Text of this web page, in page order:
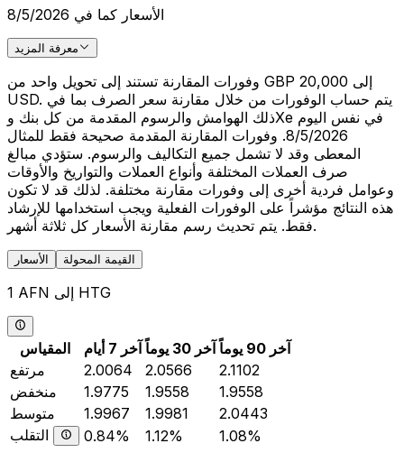
الأسعار كما في 8/5/2026
معرفة المزيد
وفورات المقارنة تستند إلى تحويل واحد من GBP 20,000 إلى
USD. يتم حساب الوفورات من خلال مقارنة سعر الصرف بما في
ذلك الهوامش والرسوم المقدمة من كل بنك وXe في نفس اليوم
8/5/2026. وفورات المقارنة المقدمة صحيحة فقط للمثال
المعطى وقد لا تشمل جميع التكاليف والرسوم. ستؤدي مبالغ
صرف العملات المختلفة وأنواع العملات والتواريخ والأوقات
وعوامل فردية أخرى إلى وفورات مقارنة مختلفة. لذلك قد لا تكون
هذه النتائج مؤشراً على الوفورات الفعلية ويجب استخدامها للإرشاد
فقط. يتم تحديث رسم مقارنة الأسعار كل ثلاثة أشهر.
الأسعار القيمة المحولة
1 AFN إلى HTG
المقياس آخر 7 أيام آخر 30 يوماً
آخر 90 يوماً
مرتفع
2.0064 2.0566
2.1102
منخفض
1.9775 1.9558
1.9558
متوسط
1.9967 1.9981
2.0443
التقلب
0.84% 1.12% 1.08%